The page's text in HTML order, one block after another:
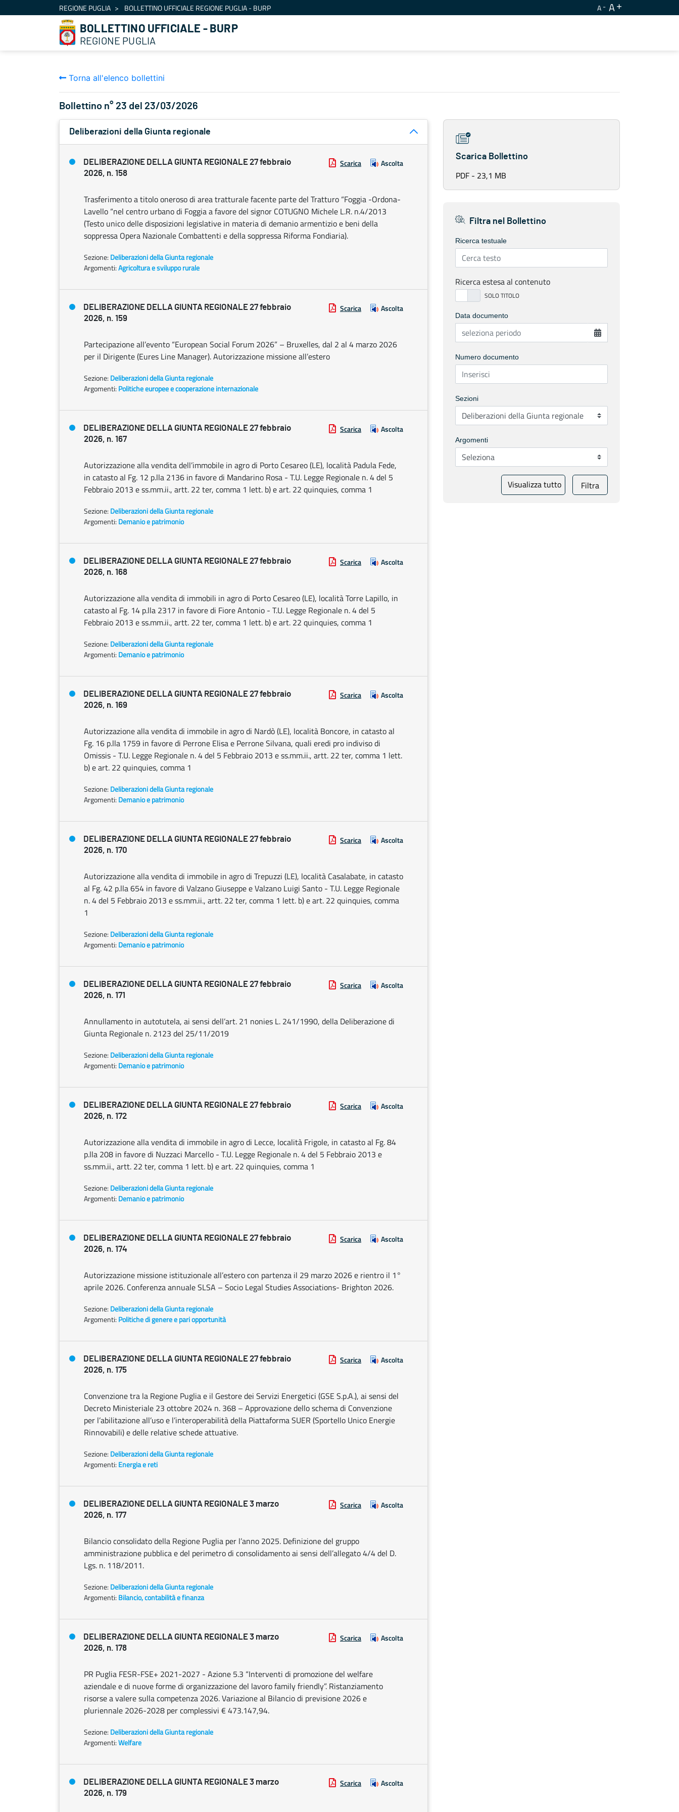
Salta al contenutoREGIONE PUGLIA BOLLETTINO UFFICIALE REGIONE PUGLIA - BURP A A
BOLLETTINO UFFICIALE - BURP
REGIONE PUGLIA
Torna all'elenco bollettini
Bollettino n° 23 del 23/03/2026
Deliberazioni della Giunta regionale
DELIBERAZIONE DELLA GIUNTA REGIONALE 27 febbraio
2026, n. 158
Scarica Ascolta
Trasferimento a titolo oneroso di area tratturale facente parte del Tratturo “Foggia -Ordona-
Lavello “nel centro urbano di Foggia a favore del signor COTUGNO Michele L.R. n.4/2013
(Testo unico delle disposizioni legislative in materia di demanio armentizio e beni della
soppressa Opera Nazionale Combattenti e della soppressa Riforma Fondiaria).
Sezione: Deliberazioni della Giunta regionale
Argomenti:Agricoltura e sviluppo rurale
DELIBERAZIONE DELLA GIUNTA REGIONALE 27 febbraio
2026, n. 159
Scarica Ascolta
Partecipazione all’evento “European Social Forum 2026” – Bruxelles, dal 2 al 4 marzo 2026
per il Dirigente (Eures Line Manager). Autorizzazione missione all’estero
Sezione: Deliberazioni della Giunta regionale
Argomenti: Politiche europee e cooperazione internazionale
DELIBERAZIONE DELLA GIUNTA REGIONALE 27 febbraio
2026, n. 167
Scarica Ascolta
Autorizzazione alla vendita dell’immobile in agro di Porto Cesareo (LE), località Padula Fede,
in catasto al Fg. 12 p.lla 2136 in favore di Mandarino Rosa - T.U. Legge Regionale n. 4 del 5
Febbraio 2013 e ss.mm.ii., artt. 22 ter, comma 1 lett. b) e art. 22 quinquies, comma 1
Sezione: Deliberazioni della Giunta regionale
Argomenti: Demanio e patrimonio
DELIBERAZIONE DELLA GIUNTA REGIONALE 27 febbraio
2026, n. 168
Scarica Ascolta
Autorizzazione alla vendita di immobili in agro di Porto Cesareo (LE), località Torre Lapillo, in
catasto al Fg. 14 p.lla 2317 in favore di Fiore Antonio - T.U. Legge Regionale n. 4 del 5
Febbraio 2013 e ss.mm.ii., artt. 22 ter, comma 1 lett. b) e art. 22 quinquies, comma 1
Sezione: Deliberazioni della Giunta regionale
Argomenti: Demanio e patrimonio
DELIBERAZIONE DELLA GIUNTA REGIONALE 27 febbraio
2026, n. 169
Scarica Ascolta
Autorizzazione alla vendita di immobile in agro di Nardò (LE), località Boncore, in catasto al
Fg. 16 p.lla 1759 in favore di Perrone Elisa e Perrone Silvana, quali eredi pro indiviso di
Omissis - T.U. Legge Regionale n. 4 del 5 Febbraio 2013 e ss.mm.ii., artt. 22 ter, comma 1 lett.
b) e art. 22 quinquies, comma 1
Sezione: Deliberazioni della Giunta regionale
Argomenti: Demanio e patrimonio
DELIBERAZIONE DELLA GIUNTA REGIONALE 27 febbraio
2026, n. 170
Scarica Ascolta
Autorizzazione alla vendita di immobile in agro di Trepuzzi (LE), località Casalabate, in catasto
al Fg. 42 p.lla 654 in favore di Valzano Giuseppe e Valzano Luigi Santo - T.U. Legge Regionale
n. 4 del 5 Febbraio 2013 e ss.mm.ii., artt. 22 ter, comma 1 lett. b) e art. 22 quinquies, comma
1
Sezione: Deliberazioni della Giunta regionale
Argomenti: Demanio e patrimonio
DELIBERAZIONE DELLA GIUNTA REGIONALE 27 febbraio
2026, n. 171
Scarica Ascolta
Annullamento in autotutela, ai sensi dell’art. 21 nonies L. 241/1990, della Deliberazione di
Giunta Regionale n. 2123 del 25/11/2019
Sezione: Deliberazioni della Giunta regionale
Argomenti: Demanio e patrimonio
DELIBERAZIONE DELLA GIUNTA REGIONALE 27 febbraio
2026, n. 172
Scarica Ascolta
Autorizzazione alla vendita di immobile in agro di Lecce, località Frigole, in catasto al Fg. 84
p.lla 208 in favore di Nuzzaci Marcello - T.U. Legge Regionale n. 4 del 5 Febbraio 2013 e
ss.mm.ii., artt. 22 ter, comma 1 lett. b) e art. 22 quinquies, comma 1
Sezione: Deliberazioni della Giunta regionale
Argomenti: Demanio e patrimonio
DELIBERAZIONE DELLA GIUNTA REGIONALE 27 febbraio
2026, n. 174
Scarica Ascolta
Autorizzazione missione istituzionale all’estero con partenza il 29 marzo 2026 e rientro il 1°
aprile 2026. Conferenza annuale SLSA – Socio Legal Studies Associations- Brighton 2026.
Sezione: Deliberazioni della Giunta regionale
Argomenti: Politiche di genere e pari opportunità
DELIBERAZIONE DELLA GIUNTA REGIONALE 27 febbraio
2026, n. 175
Scarica Ascolta
Convenzione tra la Regione Puglia e il Gestore dei Servizi Energetici (GSE S.p.A.), ai sensi del
Decreto Ministeriale 23 ottobre 2024 n. 368 – Approvazione dello schema di Convenzione
per l’abilitazione all’uso e l’interoperabilità della Piattaforma SUER (Sportello Unico Energie
Rinnovabili) e delle relative schede attuative.
Sezione: Deliberazioni della Giunta regionale
Argomenti: Energia e reti
DELIBERAZIONE DELLA GIUNTA REGIONALE 3 marzo
2026, n. 177
Scarica Ascolta
Bilancio consolidato della Regione Puglia per l’anno 2025. Definizione del gruppo
amministrazione pubblica e del perimetro di consolidamento ai sensi dell’allegato 4/4 del D.
Lgs. n. 118/2011.
Sezione: Deliberazioni della Giunta regionale
Argomenti: Bilancio, contabilità e finanza
DELIBERAZIONE DELLA GIUNTA REGIONALE 3 marzo
2026, n. 178
Scarica Ascolta
PR Puglia FESR-FSE+ 2021-2027 - Azione 5.3 “Interventi di promozione del welfare
aziendale e di nuove forme di organizzazione del lavoro family friendly”. Ristanziamento
risorse a valere sulla competenza 2026. Variazione al Bilancio di previsione 2026 e
pluriennale 2026-2028 per complessivi € 473.147,94.
Sezione: Deliberazioni della Giunta regionale
Argomenti:Welfare
DELIBERAZIONE DELLA GIUNTA REGIONALE 3 marzo
2026, n. 179
Scarica Ascolta
Scarica Bollettino
PDF - 23,1 MB
Filtra nel Bollettino
Ricerca testuale
Ricerca estesa al contenuto
Data documento
Numero documento
Sezioni
Argomenti
Visualizza tutto Filtra